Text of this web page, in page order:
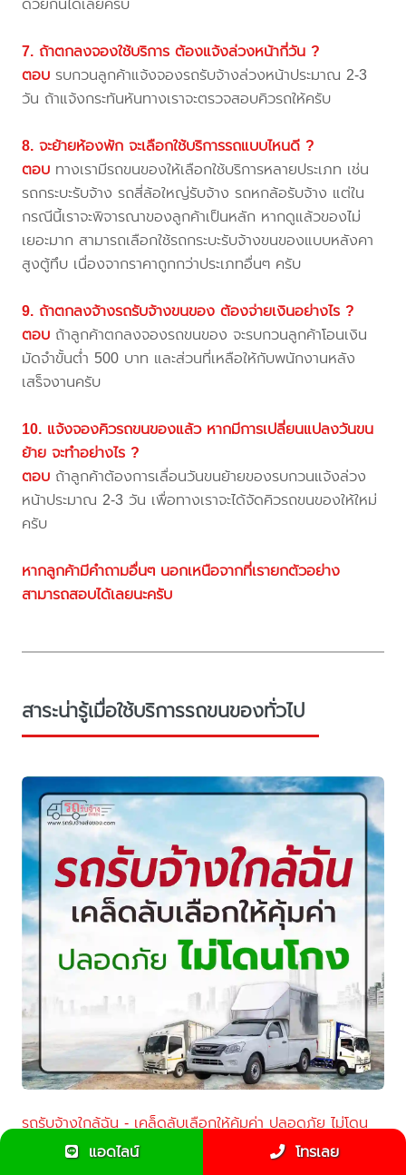
7. ถ้าตกลงจองใช้บริการ ต้องแจ้งล่วงหน้ากี่วัน ?
ตอบ รบกวนลูกค้าแจ้งจองรถรับจ้างล่วงหน้าประมาณ 2-3
วัน ถ้าแจ้งกระทันหันทางเราจะตรวจสอบคิวรถให้ครับ
8. จะย้ายห้องพัก จะเลือกใช้บริการรถแบบไหนดี ?
ตอบ ทางเรามีรถขนของให้เลือกใช้บริการหลายประเภท เช่น
รถกระบะรับจ้าง รถสี่ล้อใหญ่รับจ้าง รถหกล้อรับจ้าง แต่ใน
กรณีนี้เราจะพิจารณาของลูกค้าเป็นหลัก หากดูแล้วของไม่
เยอะมาก สามารถเลือกใช้รถกระบะรับจ้างขนของแบบหลังคา
สูงตู้ทึบ เนื่องจากราคาถูกกว่าประเภทอื่นๆ ครับ
9. ถ้าตกลงจ้างรถรับจ้างขนของ ต้องจ่ายเงินอย่างไร ?
ตอบ ถ้าลูกค้าตกลงจองรถขนของ จะรบกวนลูกค้าโอนเงิน
มัดจำขั้นต่ำ 500 บาท และส่วนที่เหลือให้กับพนักงานหลัง
เสร็จงานครับ
10. แจ้งจองคิวรถขนของแล้ว หากมีการเปลี่ยนแปลงวันขน
ย้าย จะทำอย่างไร ?
ตอบ ถ้าลูกค้าต้องการเลื่อนวันขนย้ายของรบกวนแจ้งล่วง
หน้าประมาณ 2-3 วัน เพื่อทางเราจะได้จัดคิวรถขนของให้ใหม่
ครับ
หากลูกค้ามีคำถามอื่นๆ นอกเหนือจากที่เรายกตัวอย่าง
สามารถสอบได้เลยนะครับ
สาระน่ารู้เมื่อใช้บริการรถขนของทั่วไป
รถรับจ้างใกล้ฉัน - เคล็ดลับเลือกให้คุ้มค่า ปลอดภัย ไม่โดน
แอดไลน์ โทรเลย